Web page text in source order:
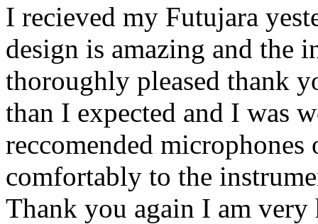
I recieved my Futujara
design is amazing and the
thoroughly pleased thank
than I expected and I was
reccomended
comfortably to the
Thank you again I am